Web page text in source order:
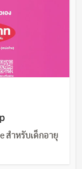
สำหรับเด็กอายุ